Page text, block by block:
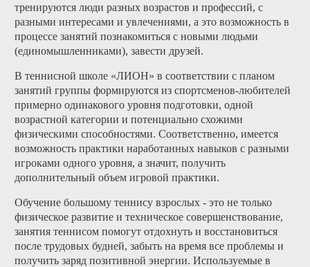
тренируются люди разных возрастов и профессий, с
разными интересами и увлечениями, а это возможность в
процессе занятий познакомиться с новыми людьми
(единомышленниками), завести друзей.
В теннисной школе «ЛИОН» в соответствии с планом
занятий группы формируются из спортсменов-любителей
примерно одинакового уровня подготовки, одной
возрастной категории и потенциально схожими
физическими способностями. Соответственно, имеется
возможность практики наработанных навыков с разными
игроками одного уровня, а значит, получить
дополнительный объем игровой практики.
Обучение большому теннису взрослых - это не только
физическое развитие и техническое совершенствование,
занятия теннисом помогут отдохнуть и восстановиться
после трудовых будней, забыть на время все проблемы и
получить заряд позитивной энергии. Используемые в